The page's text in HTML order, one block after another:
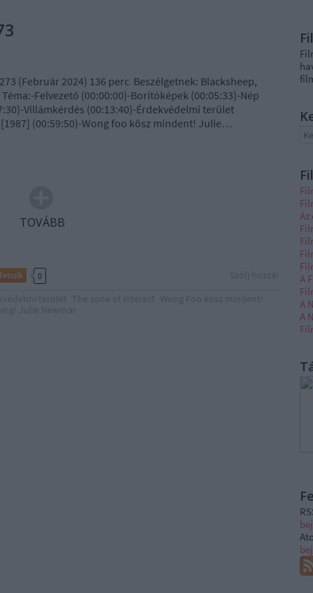
(Február 2024) 136 perc Beszélgetnek: Blacksheep,
Felvezető (00:00:00)-Borítóképek (00:05:33)-Nép
Villámkérdés (00:13:40)-Érdekvédelmi terület
(00:59:50)-Wong foo kösz mindent! Julie…
TOVÁBB
0
A
A
A